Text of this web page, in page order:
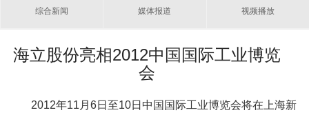
综合新闻 媒体报道 视频播放
海立股份亮相2012中国国际工业博览
会
2012年11月6日至10日中国国际工业博览会将在上海新